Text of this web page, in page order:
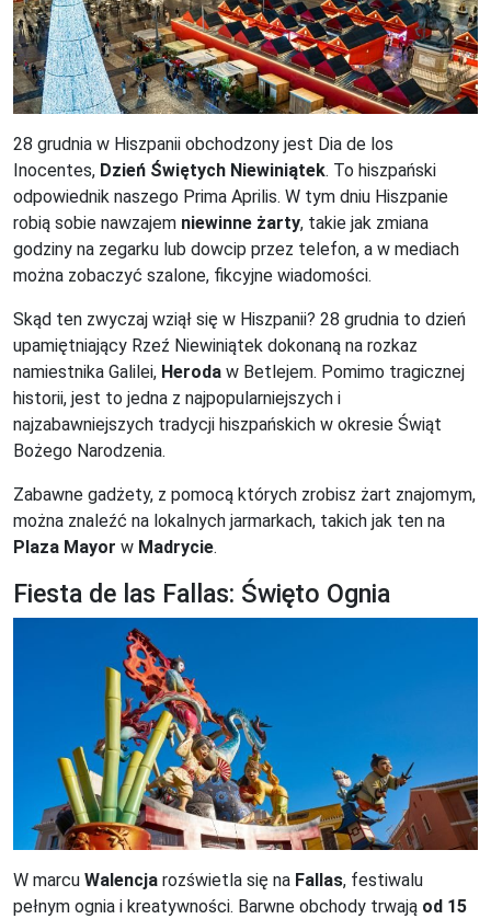
28 grudnia w Hiszpanii obchodzony jest Dia de los
Inocentes, Dzień Świętych Niewiniątek. To hiszpański
odpowiednik naszego Prima Aprilis. W tym dniu Hiszpanie
robią sobie nawzajem niewinne żarty, takie jak zmiana
godziny na zegarku lub dowcip przez telefon, a w mediach
można zobaczyć szalone, fikcyjne wiadomości.
Skąd ten zwyczaj wziął się w Hiszpanii? 28 grudnia to dzień
upamiętniający Rzeź Niewiniątek dokonaną na rozkaz
namiestnika Galilei, Heroda w Betlejem. Pomimo tragicznej
historii, jest to jedna z najpopularniejszych i
najzabawniejszych tradycji hiszpańskich w okresie Świąt
Bożego Narodzenia.
Zabawne gadżety, z pomocą których zrobisz żart znajomym,
można znaleźć na lokalnych jarmarkach, takich jak ten na
Plaza Mayor w Madrycie.
Fiesta de las Fallas: Święto Ognia
W marcu Walencja rozświetla się na Fallas, festiwalu
pełnym ognia i kreatywności. Barwne obchody trwają od 15